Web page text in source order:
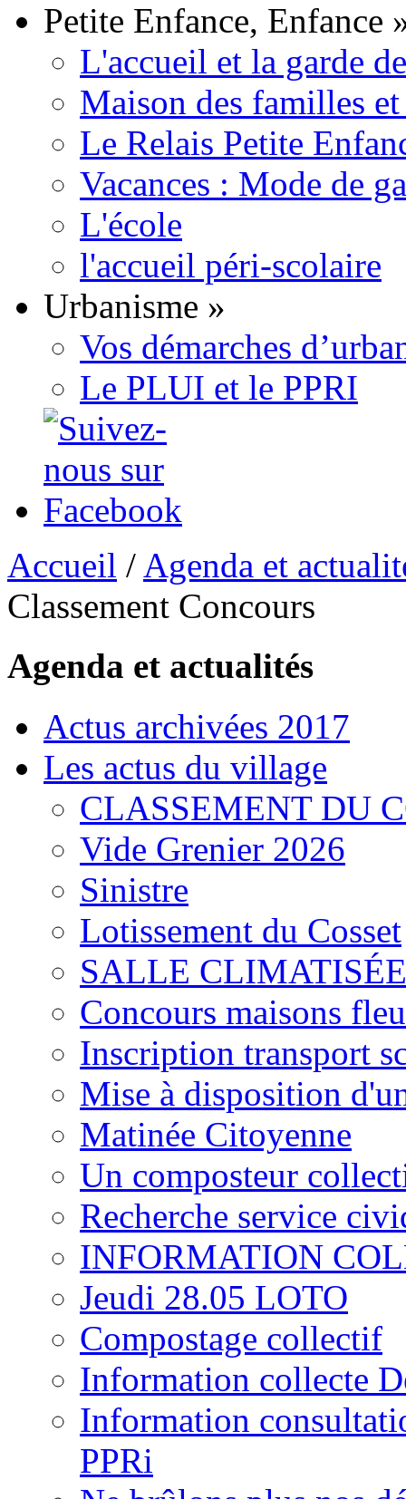
Petite Enfance, Enfance
L'accueil et la garde
Maison des familles
Le Relais Petite
Vacances : Mode de
L'école
l'accueil péri-scolaire
Urbanisme »
Vos démarches
Le PLUI et le PPRI
Accueil / Agenda et
Classement Concours
Agenda et actualités
Actus archivées 2017
Les actus du village
CLASSEMENT DU
Vide Grenier 2026
Sinistre
Lotissement du Cosset
SALLE
Concours maisons
Inscription transport
Mise à disposition
Matinée Citoyenne
Un composteur
Recherche service
INFORMATION
Jeudi 28.05 LOTO
Compostage collectif
Information collecte
Information
PPRi